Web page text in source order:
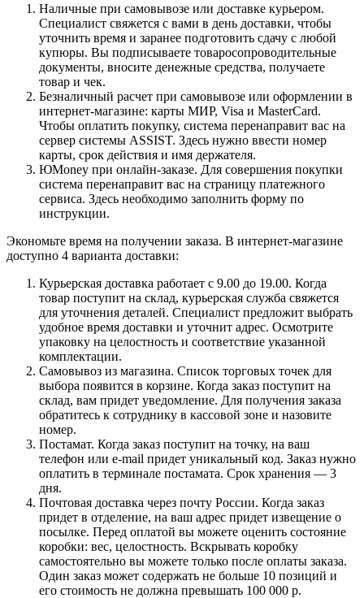
Наличные при самовывозе или доставке курьером.
Специалист свяжется с вами в день доставки, чтобы
уточнить время и заранее подготовить сдачу с любой
купюры. Вы подписываете товаросопроводительные
документы, вносите денежные средства, получаете
товар и чек.
Безналичный расчет при самовывозе или оформлении в
интернет-магазине: карты МИР, Visa и MasterCard.
Чтобы оплатить покупку, система перенаправит вас на
сервер системы ASSIST. Здесь нужно ввести номер
карты, срок действия и имя держателя.
ЮMoney при онлайн-заказе. Для совершения покупки
система перенаправит вас на страницу платежного
сервиса. Здесь необходимо заполнить форму по
инструкции.
Экономьте время на получении заказа. В интернет-магазине
доступно 4 варианта доставки:
Курьерская доставка работает с 9.00 до 19.00. Когда
товар поступит на склад, курьерская служба свяжется
для уточнения деталей. Специалист предложит выбрать
удобное время доставки и уточнит адрес. Осмотрите
упаковку на целостность и соответствие указанной
комплектации.
Самовывоз из магазина. Список торговых точек для
выбора появится в корзине. Когда заказ поступит на
склад, вам придет уведомление. Для получения заказа
обратитесь к сотруднику в кассовой зоне и назовите
номер.
Постамат. Когда заказ поступит на точку, на ваш
телефон или e-mail придет уникальный код. Заказ нужно
оплатить в терминале постамата. Срок хранения — 3
дня.
Почтовая доставка через почту России. Когда заказ
придет в отделение, на ваш адрес придет извещение о
посылке. Перед оплатой вы можете оценить состояние
коробки: вес, целостность. Вскрывать коробку
самостоятельно вы можете только после оплаты заказа.
Один заказ может содержать не больше 10 позиций и
его стоимость не должна превышать 100 000 р.